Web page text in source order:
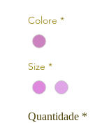
Colore *
Size *
Quantidade *